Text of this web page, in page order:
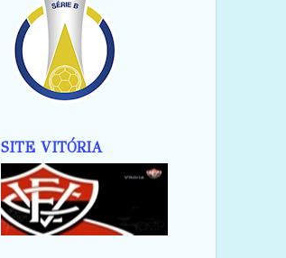
SITE VITÓRIA